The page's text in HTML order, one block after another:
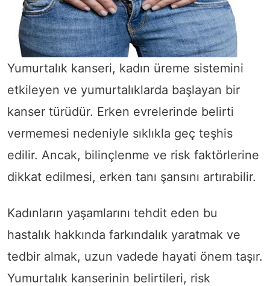
Yumurtalık kanseri, kadın üreme sistemini
etkileyen ve yumurtalıklarda başlayan bir
kanser türüdür. Erken evrelerinde belirti
vermemesi nedeniyle sıklıkla geç teşhis
edilir. Ancak, bilinçlenme ve risk faktörlerine
dikkat edilmesi, erken tanı şansını artırabilir.
Kadınların yaşamlarını tehdit eden bu
hastalık hakkında farkındalık yaratmak ve
tedbir almak, uzun vadede hayati önem taşır.
Yumurtalık kanserinin belirtileri, risk